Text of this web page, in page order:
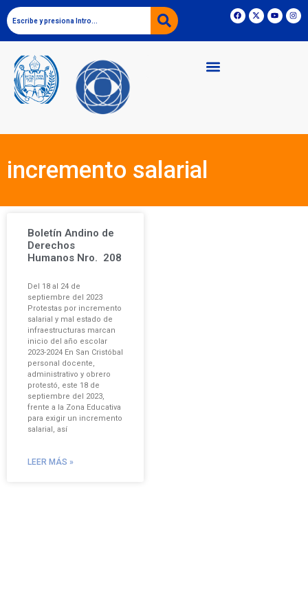
incremento salarial
Boletín Andino de
Derechos
Humanos Nro. 208
Del 18 al 24 de
septiembre del 2023
Protestas por incremento
salarial y mal estado de
infraestructuras marcan
inicio del año escolar
2023-2024 En San Cristóbal
personal docente,
administrativo y obrero
protestó, este 18 de
septiembre del 2023,
frente a la Zona Educativa
para exigir un incremento
salarial, así
LEER MÁS »